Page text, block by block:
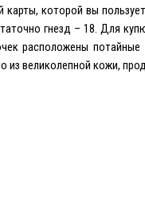
карты, которой вы
гнезд – 18. Для
расположены
из великолепной кожи,